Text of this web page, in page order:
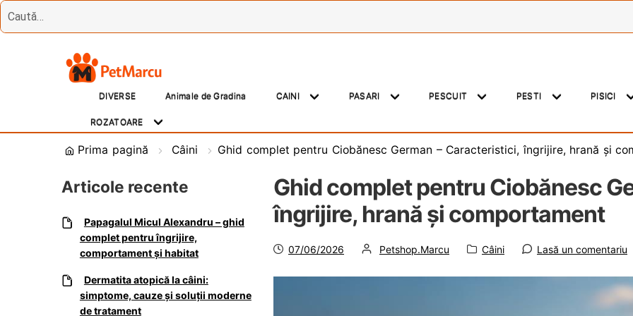
Treci
Sări
DIVERSE Animale de Gradina CAINI PASARI PESCUIT PESTI PISICI
ROZATOARE
Prima pagină Câini Ghid complet pentru Ciobănesc German – Caracteristici, îngrijire, hrană și
Ghid complet pentru Ciobănesc
îngrijire, hrană și comportament
Postat
07/06/2026 de
Petshop.Marcu Categorie:
Câini Lasă un comentariu
Articole recente
Papagalul Micul Alexandru – ghid
complet pentru îngrijire,
comportament și habitat
Dermatita atopică la câini:
simptome, cauze și soluții moderne
de tratament